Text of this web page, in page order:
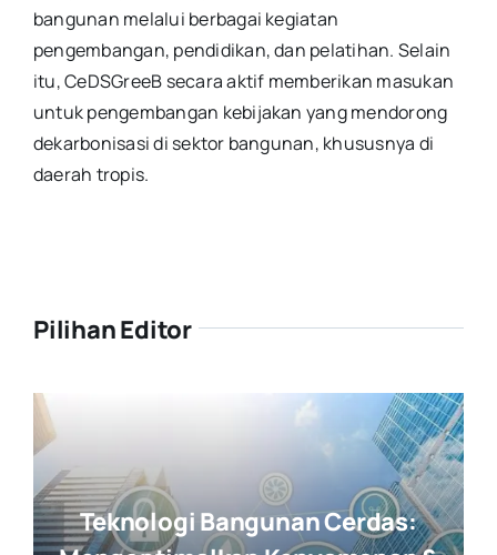
bangunan melalui berbagai kegiatan
pengembangan, pendidikan, dan pelatihan. Selain
itu, CeDSGreeB secara aktif memberikan masukan
untuk pengembangan kebijakan yang mendorong
dekarbonisasi di sektor bangunan, khususnya di
daerah tropis.
Pilihan Editor
Teknologi Bangunan Cerdas: